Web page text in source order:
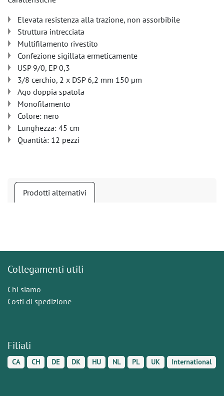
Elevata resistenza alla trazione, non assorbibile
Struttura intrecciata
Multifilamento rivestito
Confezione sigillata ermeticamente
USP 9/0, EP 0,3
3/8 cerchio, 2 x DSP 6,2 mm 150 µm
Ago doppia spatola
Monofilamento
Colore: nero
Lunghezza: 45 cm
Quantità: 12 pezzi
Prodotti alternativi
Collegamenti utili
Chi siamo
Costi di spedizione
Filiali
CA CH DE DK HU NL PL UK International